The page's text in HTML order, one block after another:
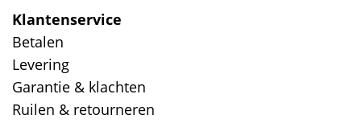
Klantenservice
Betalen
Levering
Garantie & klachten
Ruilen & retourneren